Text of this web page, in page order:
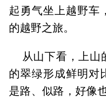
起勇气坐上越野车
的越野之旅。
从山下看，上山
的翠绿形成鲜明对
是路、似路，好像